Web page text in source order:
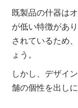
既製品の什器は
が低い特徴があ
されているため
ょう。
しかし、デザイ
舗の個性を出し